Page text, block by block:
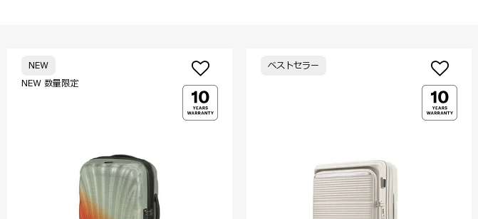
NEW 数量限定
NEW ベストセラー